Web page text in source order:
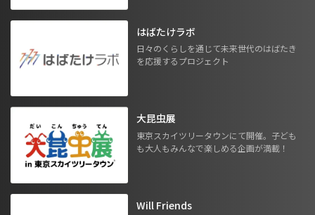
はばたけラボ
日々のくらしを通じて未来世代のはばたき
を応援するプロジェクト
大昆虫展
東京スカイツリータウンにて開催。子ども
も大人もみんなで楽しめる企画が満載！
Will Friends